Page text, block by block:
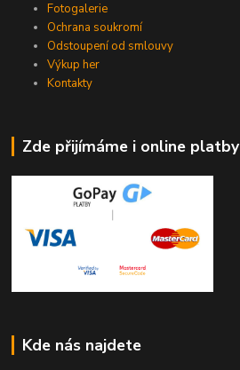
Fotogalerie
Ochrana soukromí
Odstoupení od smlouvy
Výkup her
Kontakty
Zde přijímáme i online platby
Kde nás najdete